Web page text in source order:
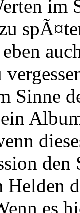
im
Sinne
Helden
es